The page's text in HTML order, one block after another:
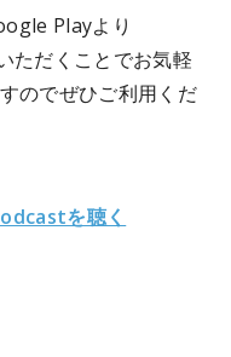
Playより
ただくことでお気軽
のでぜひご利用くだ
を聴く